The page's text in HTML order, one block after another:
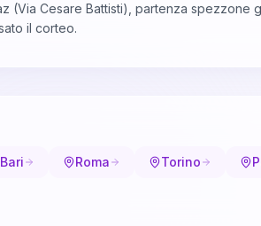
(Via Cesare Battisti), partenza spezzone
il corteo.
Bari Roma Torino